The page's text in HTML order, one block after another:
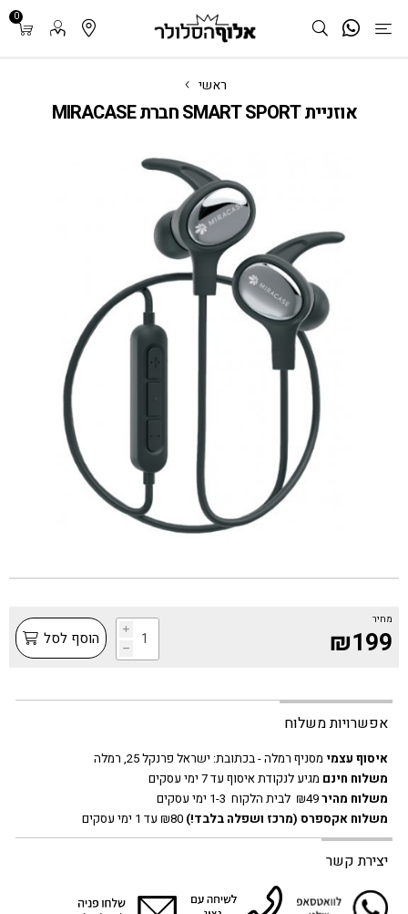
0
ראשי
אוזניית SMART SPORT חברת MIRACASE
מחיר
₪199
i
h הוסף לסל
אפשרויות משלוח
איסוף עצמי מסניף רמלה - בכתובת: ישראל פרנקל 25, רמלה
משלוח חינם מגיע לנקודת איסוף עד 7 ימי עסקים
משלוח מהיר
משלוח אקספרס (מרכז ושפלה בלבד!)
יצירת קשר